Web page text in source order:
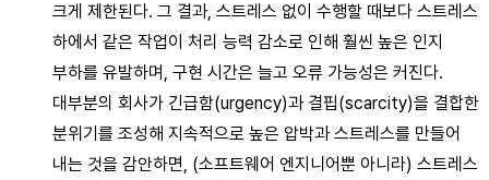
크게 제한된다. 그 결과, 스트레스 없이 수행할 때보다 스트레스
하에서 같은 작업이 처리 능력 감소로 인해 훨씬 높은 인지
부하를 유발하며, 구현 시간은 늘고 오류 가능성은 커진다.
대부분의 회사가 긴급함(urgency)과 결핍(scarcity)을 결합한
분위기를 조성해 지속적으로 높은 압박과 스트레스를 만들어
내는 것을 감안하면, (소프트웨어 엔지니어뿐 아니라) 스트레스